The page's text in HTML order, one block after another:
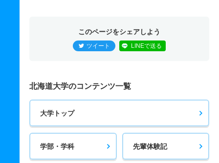
このページをシェアしよう
ツイート LINEで送る
北海道大学のコンテンツ一覧
大学トップ
学部・学科 先輩体験記